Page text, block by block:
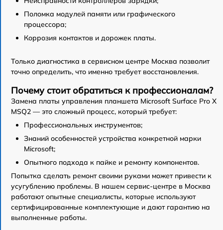
Поломка модулей памяти или графического
процессора;
Коррозия контактов и дорожек платы.
Только диагностика в сервисном центре Москва позволит
точно определить, что именно требует восстановления.
Почему стоит обратиться к профессионалам?
Замена платы управления планшета Microsoft Surface Pro X
MSQ2 — это сложный процесс, который требует:
Профессиональных инструментов;
Знаний особенностей устройства конкретной марки
Microsoft;
Опытного подхода к пайке и ремонту компонентов.
Попытка сделать ремонт своими руками может привести к
усугублению проблемы. В нашем сервис-центре в Москва
работают опытные специалисты, которые используют
сертифицированные комплектующие и дают гарантию на
выполненные работы.